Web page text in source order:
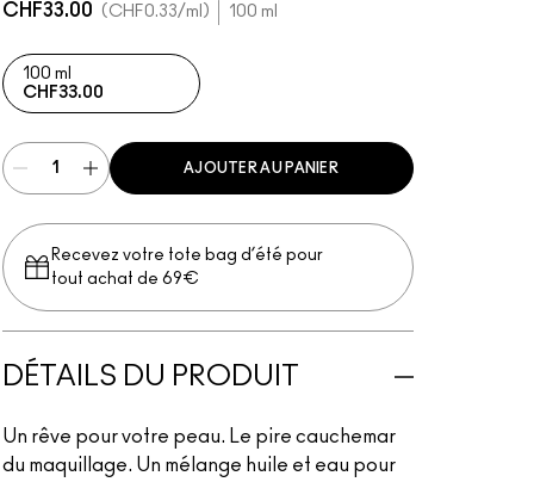
CHF33.00 CHF0.33/ml 100 ml
100 ml
CHF33.00
AJOUTER AU PANIER
Recevez votre tote bag d’été pour
tout achat de 69€
DÉTAILS DU PRODUIT
Un rêve pour votre peau. Le pire cauchemar
du maquillage. Un mélange huile et eau pour